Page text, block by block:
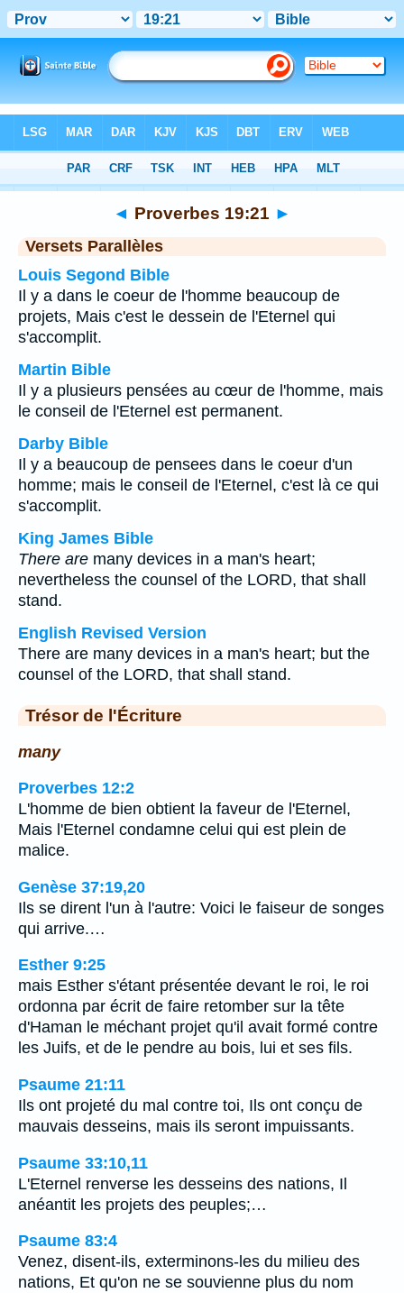
Chapitre 19 > Verset 21
◄ Proverbes 19:21 ►
Versets Parallèles
Louis Segond Bible
Il y a dans le coeur de l'homme beaucoup de
projets, Mais c'est le dessein de l'Eternel qui
s'accomplit.
Martin Bible
Il y a plusieurs pensées au cœur de l'homme, mais
le conseil de l'Eternel est permanent.
Darby Bible
Il y a beaucoup de pensees dans le coeur d'un
homme; mais le conseil de l'Eternel, c'est là ce qui
s'accomplit.
King James Bible
There are many devices in a man's heart;
nevertheless the counsel of the LORD, that shall
stand.
English Revised Version
There are many devices in a man's heart; but the
counsel of the LORD, that shall stand.
Trésor de l'Écriture
many
Proverbes 12:2
L'homme de bien obtient la faveur de l'Eternel,
Mais l'Eternel condamne celui qui est plein de
malice.
Genèse 37:19,20
Ils se dirent l'un à l'autre: Voici le faiseur de songes
qui arrive.…
Esther 9:25
mais Esther s'étant présentée devant le roi, le roi
ordonna par écrit de faire retomber sur la tête
d'Haman le méchant projet qu'il avait formé contre
les Juifs, et de le pendre au bois, lui et ses fils.
Psaume 21:11
Ils ont projeté du mal contre toi, Ils ont conçu de
mauvais desseins, mais ils seront impuissants.
Psaume 33:10,11
L'Eternel renverse les desseins des nations, Il
anéantit les projets des peuples;…
Psaume 83:4
Venez, disent-ils, exterminons-les du milieu des
nations, Et qu'on ne se souvienne plus du nom